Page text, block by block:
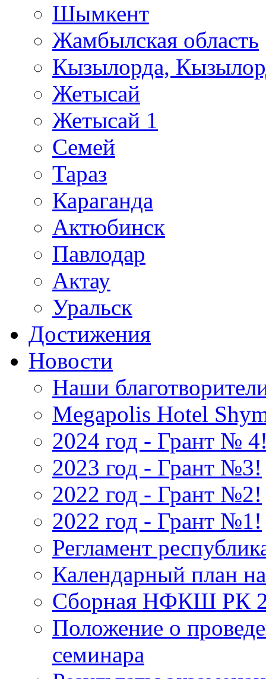
Шымкент
Жамбылская область
Кызылорда,
Жетысай
Жетысай 1
Семей
Тараз
Караганда
Актюбинск
Павлодар
Актау
Уральск
Достижения
Новости
Наши
Megapolis Hotel
2024 год - Грант №
2023 год - Грант №3!
2022 год - Грант №2!
2022 год - Грант №1!
Регламент
Календарный план
Сборная НФКШ РК
Положение о
семинара